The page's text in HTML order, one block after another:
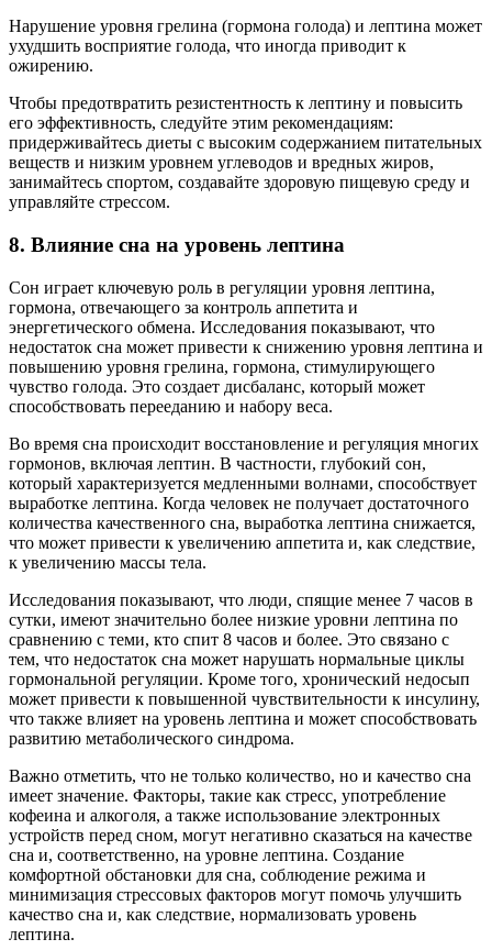
Нарушение уровня грелина (гормона голода) и лептина может
ухудшить восприятие голода, что иногда приводит к
ожирению.
Чтобы предотвратить резистентность к лептину и повысить
его эффективность, следуйте этим рекомендациям:
придерживайтесь диеты с высоким содержанием питательных
веществ и низким уровнем углеводов и вредных жиров,
занимайтесь спортом, создавайте здоровую пищевую среду и
управляйте стрессом.
8. Влияние сна на уровень лептина
Сон играет ключевую роль в регуляции уровня лептина,
гормона, отвечающего за контроль аппетита и
энергетического обмена. Исследования показывают, что
недостаток сна может привести к снижению уровня лептина и
повышению уровня грелина, гормона, стимулирующего
чувство голода. Это создает дисбаланс, который может
способствовать перееданию и набору веса.
Во время сна происходит восстановление и регуляция многих
гормонов, включая лептин. В частности, глубокий сон,
который характеризуется медленными волнами, способствует
выработке лептина. Когда человек не получает достаточного
количества качественного сна, выработка лептина снижается,
что может привести к увеличению аппетита и, как следствие,
к увеличению массы тела.
Исследования показывают, что люди, спящие менее 7 часов в
сутки, имеют значительно более низкие уровни лептина по
сравнению с теми, кто спит 8 часов и более. Это связано с
тем, что недостаток сна может нарушать нормальные циклы
гормональной регуляции. Кроме того, хронический недосып
может привести к повышенной чувствительности к инсулину,
что также влияет на уровень лептина и может способствовать
развитию метаболического синдрома.
Важно отметить, что не только количество, но и качество сна
имеет значение. Факторы, такие как стресс, употребление
кофеина и алкоголя, а также использование электронных
устройств перед сном, могут негативно сказаться на качестве
сна и, соответственно, на уровне лептина. Создание
комфортной обстановки для сна, соблюдение режима и
минимизация стрессовых факторов могут помочь улучшить
качество сна и, как следствие, нормализовать уровень
лептина.